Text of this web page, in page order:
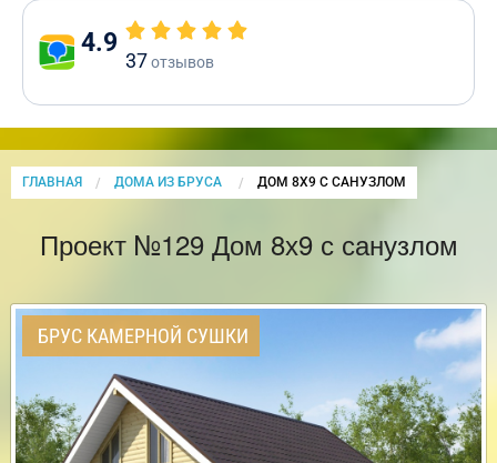
4.9
37отзывов
ГЛАВНАЯ ДОМА ИЗ БРУСА CURRENT:
ДОМ 8Х9 С САНУЗЛОМ
Проект №129 Дом 8х9 с санузлом
БРУС КАМЕРНОЙ СУШКИ